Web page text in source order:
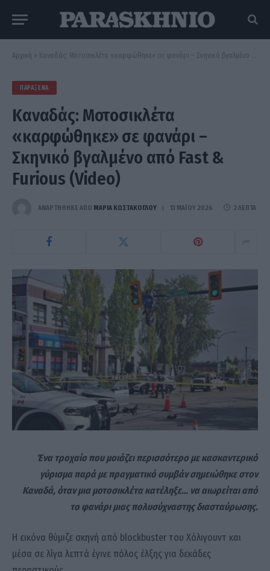
Αρχική » Καναδάς: Μοτοσικλέτα «καρφώθηκε» σε φανάρι – Σκηνικό βγαλμένο από Fast & Furious (Video)
ΠΑΡΆΞΕΝΑ
Καναδάς: Μοτοσικλέτα
«καρφώθηκε» σε φανάρι –
Σκηνικό βγαλμένο από Fast &
Furious (Video)
ΑΝΑΡΤΗΘΗΚΕ ΑΠΟ ΜΑΡΊΑ ΚΩΣΤΆΚΟΓΛΟΥ 13 ΜΑΪ́ΟΥ 2026 2 ΛΕΠΤΆ
Ένα τροχαίο που μοιάζει περισσότερο με κασκαντερικό
γύρισμα παρά με πραγματικό συμβάν σημειώθηκε στον
Καναδά, όταν μια μοτοσικλέτα κατέληξε… να αιωρείται από
το φανάρι μιας πολυσύχναστης διασταύρωσης.
Η εικόνα θύμιζε σκηνή από blockbuster του Χόλιγουντ και
μέσα σε λίγα λεπτά έγινε πόλος έλξης για δεκάδες